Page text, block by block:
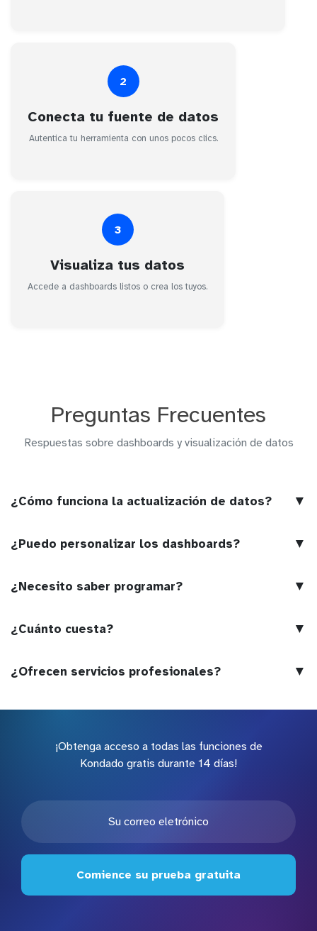
2
Conecta tu fuente de datos
Autentica tu herramienta con unos pocos clics.
3
Visualiza tus datos
Accede a dashboards listos o crea los tuyos.
Preguntas Frecuentes
Respuestas sobre dashboards y visualización de datos
¿Cómo funciona la actualización de datos? ▼
¿Puedo personalizar los dashboards? ▼
¿Necesito saber programar? ▼
¿Cuánto cuesta? ▼
¿Ofrecen servicios profesionales? ▼
¡Obtenga acceso a todas las funciones de
Kondado gratis durante 14 días!
Comience su prueba gratuita